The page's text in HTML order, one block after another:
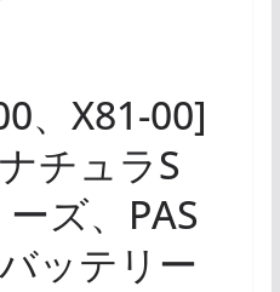
、X81-00]
チュラS
ズ、PAS
ッテリー